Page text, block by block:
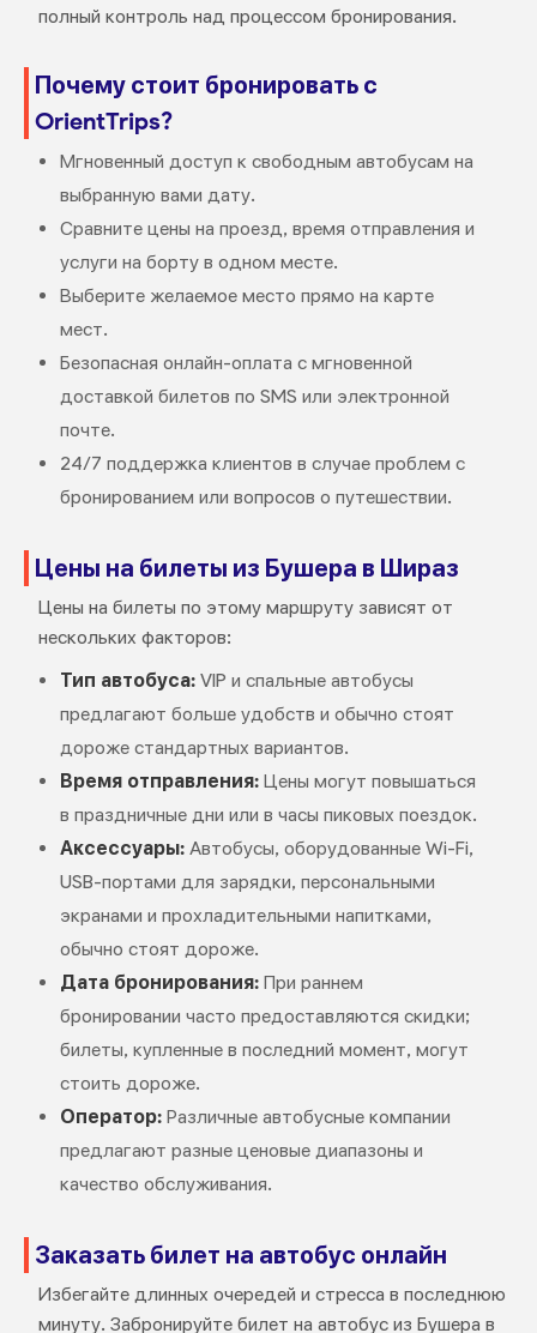
полный контроль над процессом бронирования.
Почему стоит бронировать с
OrientTrips?
Мгновенный доступ к свободным автобусам на
выбранную вами дату.
Сравните цены на проезд, время отправления и
услуги на борту в одном месте.
Выберите желаемое место прямо на карте
мест.
Безопасная онлайн-оплата с мгновенной
доставкой билетов по SMS или электронной
почте.
24/7 поддержка клиентов в случае проблем с
бронированием или вопросов о путешествии.
Цены на билеты из Бушера в Шираз
Цены на билеты по этому маршруту зависят от
нескольких факторов:
Тип автобуса:VIP и спальные автобусы
предлагают больше удобств и обычно стоят
дороже стандартных вариантов.
Время отправления:Цены могут повышаться
в праздничные дни или в часы пиковых поездок.
Аксессуары:Автобусы, оборудованные Wi-Fi,
USB-портами для зарядки, персональными
экранами и прохладительными напитками,
обычно стоят дороже.
Дата бронирования:При раннем
бронировании часто предоставляются скидки;
билеты, купленные в последний момент, могут
стоить дороже.
Оператор:Различные автобусные компании
предлагают разные ценовые диапазоны и
качество обслуживания.
Заказать билет на автобус онлайн
Избегайте длинных очередей и стресса в последнюю
минуту. Забронируйте билет на автобус из Бушера в